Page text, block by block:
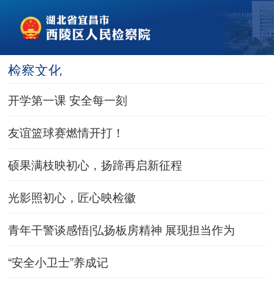
检察文化
开学第一课 安全每一刻
友谊篮球赛燃情开打！
硕果满枝映初心，扬蹄再启新征程
光影照初心，匠心映检徽
青年干警谈感悟|弘扬板房精神 展现担当作为
“安全小卫士”养成记